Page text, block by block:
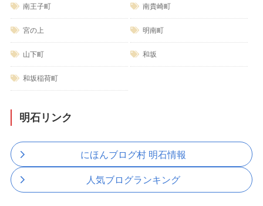
南王子町 南貴崎町
宮の上 明南町
山下町 和坂
和坂稲荷町
明石リンク
にほんブログ村 明石情報
人気ブログランキング